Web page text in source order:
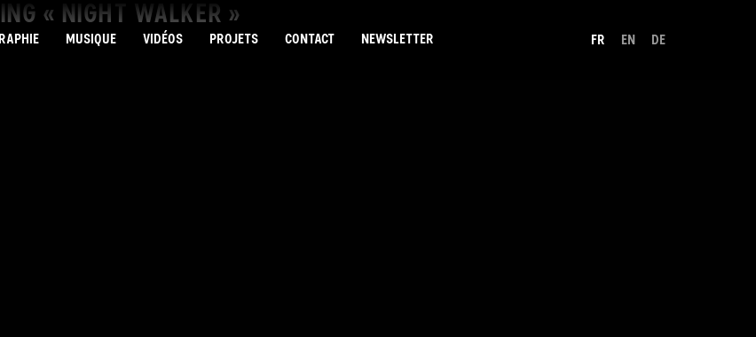
MUSIQUE VIDÉOS PROJETS CONTACT NEWSLETTER FR EN DE
« NIGHT WALKER »